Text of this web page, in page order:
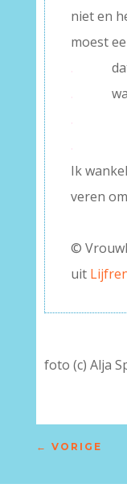
niet en
moest
.
.
.
.
Ik
veren
©
uit
foto (c) Alja
← VORIGE